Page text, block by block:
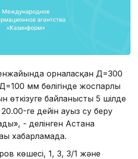
орналасқан Д=300
мм бөлігінде жоспарлы
байланысты 5 шілде
20.00-ге дейін ауыз су беру
- делінген Астана
хабарламада.
көшесі, 1, 3, 3/1 және